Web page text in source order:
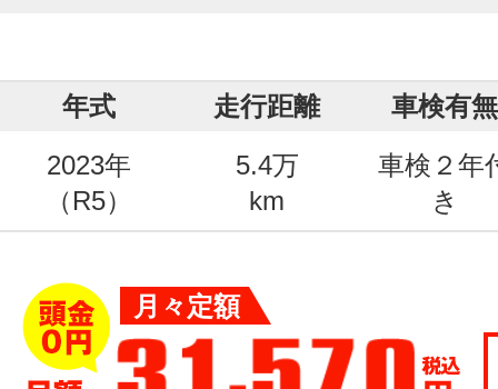
年式 走行距離
車検有無
2023年
（R5）
5.4万
km
車検２年
き
月々定額